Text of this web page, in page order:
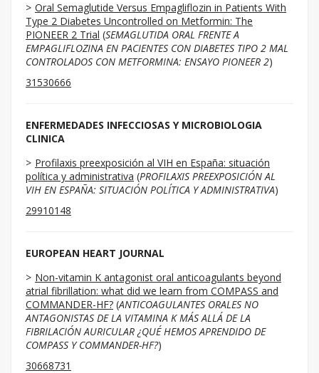
Oral Semaglutide Versus Empagliflozin in Patients With
Type 2 Diabetes Uncontrolled on Metformin: The
PIONEER 2 Trial (SEMAGLUTIDA ORAL FRENTE A
EMPAGLIFLOZINA EN PACIENTES CON DIABETES TIPO 2 MAL
CONTROLADOS CON METFORMINA: ENSAYO PIONEER 2)
31530666
ENFERMEDADES INFECCIOSAS Y MICROBIOLOGIA
CLINICA
Profilaxis preexposición al VIH en España: situación
política y administrativa (PROFILAXIS PREEXPOSICIÓN AL
VIH EN ESPAÑA: SITUACIÓN POLÍTICA Y ADMINISTRATIVA)
29910148
EUROPEAN HEART JOURNAL
Non-vitamin K antagonist oral anticoagulants beyond
atrial fibrillation: what did we learn from COMPASS and
COMMANDER-HF? (ANTICOAGULANTES ORALES NO
ANTAGONISTAS DE LA VITAMINA K MÁS ALLÁ DE LA
FIBRILACIÓN AURICULAR ¿QUÉ HEMOS APRENDIDO DE
COMPASS Y COMMANDER-HF?)
30668731